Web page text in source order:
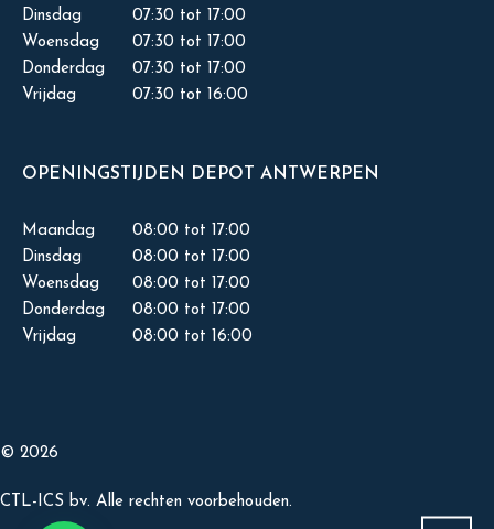
Dinsdag
07:30 tot 17:00
Woensdag
07:30 tot 17:00
Donderdag
07:30 tot 17:00
Vrijdag
07:30 tot 16:00
OPENINGSTIJDEN DEPOT ANTWERPEN
Maandag
08:00 tot 17:00
Dinsdag
08:00 tot 17:00
Woensdag
08:00 tot 17:00
Donderdag
08:00 tot 17:00
Vrijdag
08:00 tot 16:00
© 2026
CTL-ICS bv. Alle rechten voorbehouden.